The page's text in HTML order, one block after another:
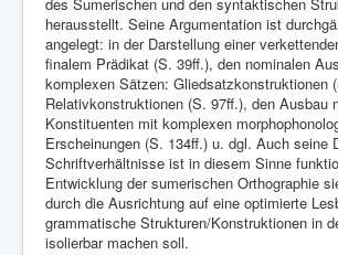
herausstellt. Seine Argumentation ist
angelegt: in der Darstellung einer
finalem Prädikat (S. 39ff.), den nominalen
komplexen Sätzen: Gliedsatzkonstruktionen
Relativkonstruktionen (S. 97ff.), den Ausbau
Konstituenten mit komplexen
Erscheinungen (S. 134ff.) u. dgl. Auch seine
Schriftverhältnisse ist in diesem Sinne
Entwicklung der sumerischen Orthographie
durch die Ausrichtung auf eine optimierte
grammatische Strukturen/Konstruktionen in
isolierbar machen soll.